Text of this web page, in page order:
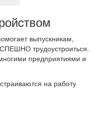
выпускникам,
трудоустроиться.
предприятиями и
на работу